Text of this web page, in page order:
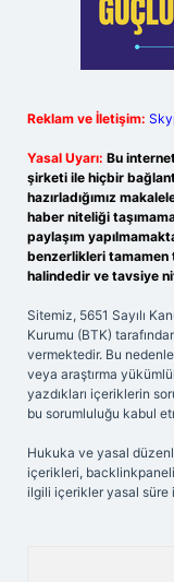
Reklam ve İletişim:
Yasal Uyarı: Bu
şirketi ile hiçbir
hazırladığımız
haber niteliği
paylaşım
benzerlikleri
halindedir ve tavsiye
Sitemiz, 5651 Sayılı
Kurumu (BTK)
vermektedir. Bu
veya araştırma
yazdıkları içeriklerin
bu sorumluluğu kabul
Hukuka ve yasal
içerikleri,
ilgili içerikler yasal süre